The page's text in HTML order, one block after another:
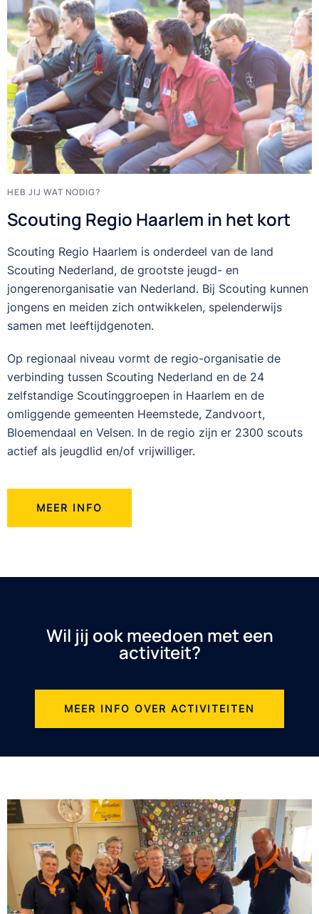
HEB JIJ WAT NODIG?
Scouting Regio Haarlem in het kort
Scouting Regio Haarlem is onderdeel van de land
Scouting Nederland, de grootste jeugd- en
jongerenorganisatie van Nederland. Bij Scouting kunnen
jongens en meiden zich ontwikkelen, spelenderwijs
samen met leeftijdgenoten.
Op regionaal niveau vormt de regio-organisatie de
verbinding tussen Scouting Nederland en de 24
zelfstandige Scoutinggroepen in Haarlem en de
omliggende gemeenten Heemstede, Zandvoort,
Bloemendaal en Velsen. In de regio zijn er 2300 scouts
actief als jeugdlid en/of vrijwilliger.
MEER INFO
Wil jij ook meedoen met een
activiteit?
MEER INFO OVER ACTIVITEITEN